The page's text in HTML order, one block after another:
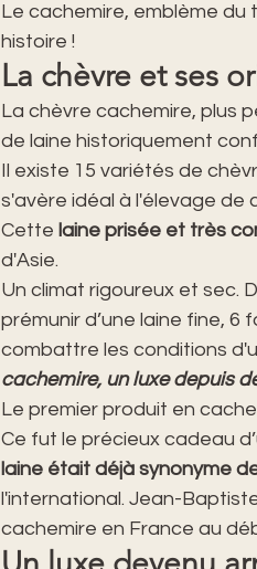
Le cachemire, emblème du
histoire !
La chèvre et ses
La chèvre cachemire, plus
de laine historiquement
Il existe 15 variétés de
s'avère idéal à l'élevage de
Cette laine prisée et très
d'Asie.
Un climat rigoureux et sec.
prémunir d’une laine fine, 6
combattre les conditions
cachemire, un luxe depuis
Le premier produit en
Ce fut le précieux cadeau
laine était déjà synonyme
l'international. Jean-
cachemire en France au